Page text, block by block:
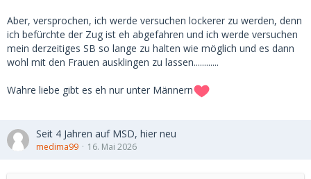
Aber, versprochen, ich werde versuchen lockerer zu werden, denn
ich befürchte der Zug ist eh abgefahren und ich werde versuchen
mein derzeitiges SB so lange zu halten wie möglich und es dann
wohl mit den Frauen ausklingen zu lassen............
Wahre liebe gibt es eh nur unter Männern
Seit 4 Jahren auf MSD, hier neu
medima99 16. Mai 2026